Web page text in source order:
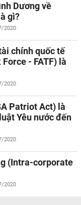
Dương về
gì?
2020
chính quốc tế
- FATF) là
2020
Patriot Act) là
Yêu nước đến
2020
(Intra-corporate
2020